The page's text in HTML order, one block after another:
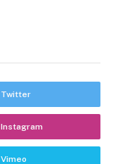
Twitter
Instagram
Vimeo